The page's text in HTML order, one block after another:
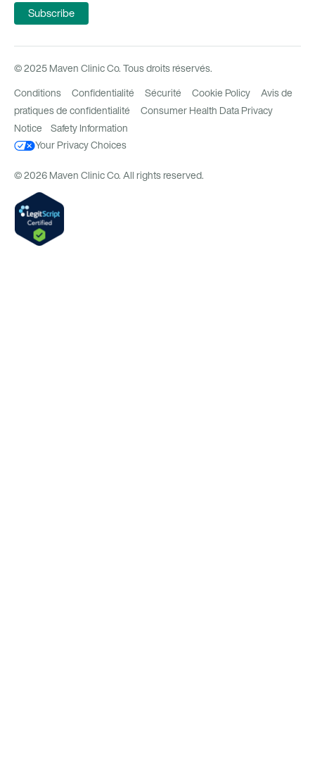
© 2025 Maven Clinic Co. Tous droits réservés.
Conditions Confidentialité Sécurité Cookie Policy
Avis de
pratiques de confidentialité
Consumer Health Data Privacy
Notice
Safety Information
Your Privacy Choices
© 2026 Maven Clinic Co. All rights reserved.